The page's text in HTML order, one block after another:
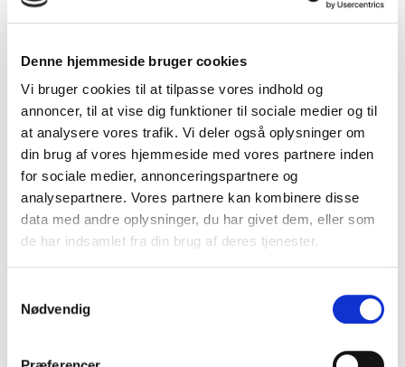
Denne hjemmeside bruger cookies
Vi bruger cookies til at tilpasse vores indhold og
annoncer, til at vise dig funktioner til sociale medier og til
at analysere vores trafik. Vi deler også oplysninger om
din brug af vores hjemmeside med vores partnere inden
for sociale medier, annonceringspartnere og
analysepartnere. Vores partnere kan kombinere disse
data med andre oplysninger, du har givet dem, eller som
de har indsamlet fra din brug af deres tjenester.
Nødvendig
Vis produkt